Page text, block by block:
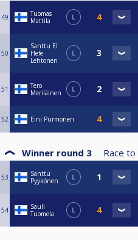
49
Tuomas
Mattila
L
50
Santtu El
Hefe
Lehtonen
L
51
Tero
Meriläinen
L
52 Eini Purmonen
Winner round 3 Race to
53
Santtu
Pyykönen
L
54
Sauli
Tuomela
L